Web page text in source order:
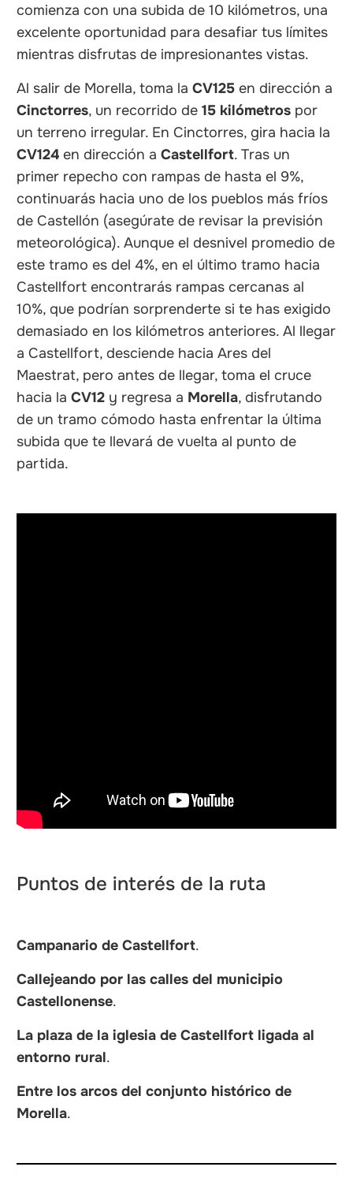
comienza con una subida de 10 kilómetros, una
excelente oportunidad para desafiar tus límites
mientras disfrutas de impresionantes vistas.
Al salir de Morella, toma laCV125 en dirección a
Cinctorres, un recorrido de15 kilómetros por
un terreno irregular. En Cinctorres, gira hacia la
CV124 en dirección aCastellfort. Tras un
primer repecho con rampas de hasta el 9%,
continuarás hacia uno de los pueblos más fríos
de Castellón (asegúrate de revisar la previsión
meteorológica). Aunque el desnivel promedio de
este tramo es del 4%, en el último tramo hacia
Castellfort encontrarás rampas cercanas al
10%, que podrían sorprenderte si te has exigido
demasiado en los kilómetros anteriores. Al llegar
a Castellfort, desciende hacia Ares del
Maestrat, pero antes de llegar, toma el cruce
hacia laCV12 y regresa a Morella, disfrutando
de un tramo cómodo hasta enfrentar la última
subida que te llevará de vuelta al punto de
partida.
Puntos de interés de la ruta
Campanario de Castellfort.
Callejeando por las calles del municipio
Castellonense.
La plaza de la iglesia de Castellfort ligada al
entorno rural.
Entre los arcos del conjunto histórico de
Morella.